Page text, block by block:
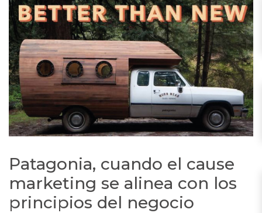
Patagonia, cuando el cause
marketing se alinea con los
principios del negocio